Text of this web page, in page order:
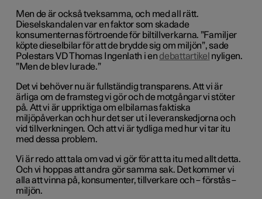
Men de är också tveksamma, och med all rätt.
Dieselskandalen var en faktor som skadade
konsumenternas förtroende för biltillverkarna. ”Familjer
köpte dieselbilar för att de brydde sig om miljön”, sade
Polestars VD Thomas Ingenlath i endebattartikel nyligen.
”Men de blev lurade.”
Det vi behöver nu är fullständig transparens. Att vi är
ärliga om de framsteg vi gör och de motgångar vi stöter
på. Att vi är uppriktiga om elbilarnas faktiska
miljöpåverkan och hur det ser ut i leveranskedjorna och
vid tillverkningen. Och att vi är tydliga med hur vi tar itu
med dessa problem.
Vi är redo att tala om vad vi gör för att ta itu med allt detta.
Och vi hoppas att andra gör samma sak. Det kommer vi
alla att vinna på, konsumenter, tillverkare och – förstås –
miljön.